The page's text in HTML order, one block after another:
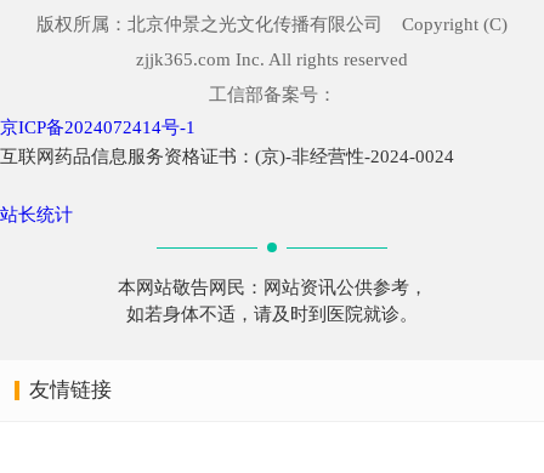
版权所属：北京仲景之光文化传播有限公司 Copyright (C)
zjjk365.com Inc. All rights reserved
工信部备案号：
京ICP备2024072414号-1
互联网药品信息服务资格证书：(京)-非经营性-2024-0024
站长统计
本网站敬告网民：网站资讯公供参考，
如若身体不适，请及时到医院就诊。
友情链接